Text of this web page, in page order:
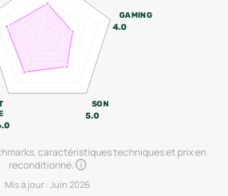
GAMING
4.0
SON
5.0
caractéristiques techniques et prix en
reconditionné.
Mis à jour : Juin 2026